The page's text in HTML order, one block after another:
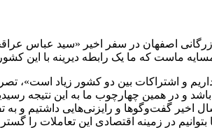
اصفهان در سفر اخیر «سید عباس
ماست که ما یک رابطه دیرینه با این
و اشتراکات بین دو کشور زیاد است»،
در همین چهارچوب ما به این نتیجه
اخیر گفت‌وگوها و رایزنی‌هایی داشتیم و
بتوانیم در زمینه اقتصادی این تعاملات را